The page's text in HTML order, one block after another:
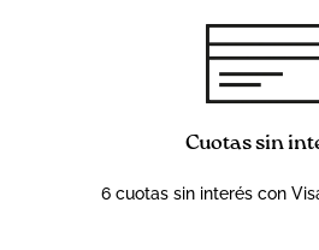
Cuotas sin
6 cuotas sin interés con